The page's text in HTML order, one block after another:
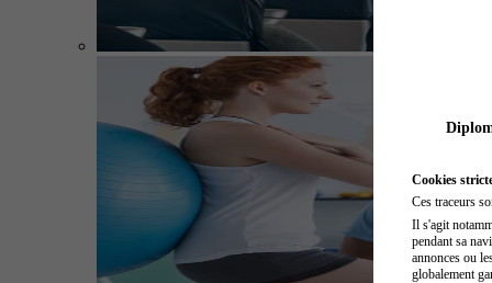
Cookies
Ces traceurs
Il s'agit
pendant sa
annonces ou
globalement